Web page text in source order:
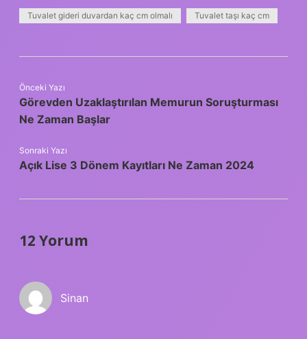
Tuvalet gideri duvardan kaç cm olmalı Tuvalet taşı kaç cm
Önceki Yazı
Görevden Uzaklaştırılan Memurun Soruşturması
Ne Zaman Başlar
Sonraki Yazı
Açık Lise 3 Dönem Kayıtları Ne Zaman 2024
12 Yorum
Sinan